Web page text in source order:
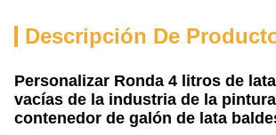
Descripción De
Personalizar Ronda 4 litros de
vacías de la industria de la
contenedor de galón de lata